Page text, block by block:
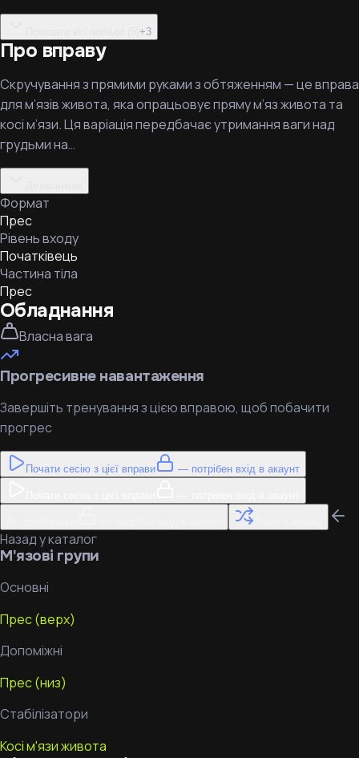
+3
Про вправу
Скручування з прямими руками з обтяженням — це вправа
для м’язів живота, яка опрацьовує пряму м’яз живота та
косі м’язи. Ця варіація передбачає утримання ваги над
грудьми на…
Формат
Прес
Рівень входу
Початківець
Частина тіла
Прес
Обладнання
Власна вага
Прогресивне навантаження
Завершіть тренування з цією вправою, щоб побачити
прогрес
Почати сесію з цієї вправи — потрібен вхід в акаунт
Назад у каталог
М'язові групи
Основні
Прес (верх)
Допоміжні
Прес (низ)
Стабілізатори
Косі м'язи живота